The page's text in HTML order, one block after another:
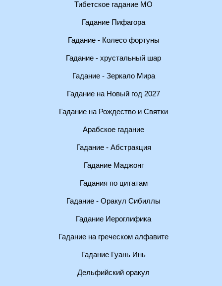
Тибетское гадание МО
Гадание Пифагора
Гадание - Колесо фортуны
Гадание - хрустальный шар
Гадание - Зеркало Мира
Гадание на Новый год 2027
Гадание на Рождество и Святки
Арабское гадание
Гадание - Абстракция
Гадание Маджонг
Гадания по цитатам
Гадание - Оракул Сибиллы
Гадание Иероглифика
Гадание на греческом алфавите
Гадание Гуань Инь
Дельфийский оракул